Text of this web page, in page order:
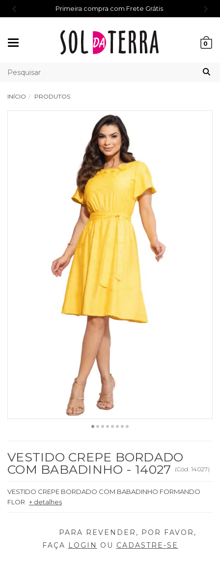
Primeira compra com Frete Grátis
0
INÍCIO PRODUTOS
VESTIDO CREPE BORDADO
COM BABADINHO - 14027
(Cód. 14027)
VESTIDO CREPE BORDADO COM BABADINHO FORMANDO
FLOR + detalhes
FAÇA LOGIN OU CADASTRE-SE